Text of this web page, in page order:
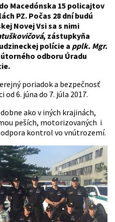
Macedónska 15 policajtov
PZ. Počas 28 dní budú
Novej Vsi sa s nimi
, zástupkyňa
polície a pplk. Mgr.
odboru Úradu
poriadok a bezpečnosť
6. júna do 7. júla 2017.
ako v iných krajinách,
peších, motorizovaných i
kontrol vo vnútrozemí.